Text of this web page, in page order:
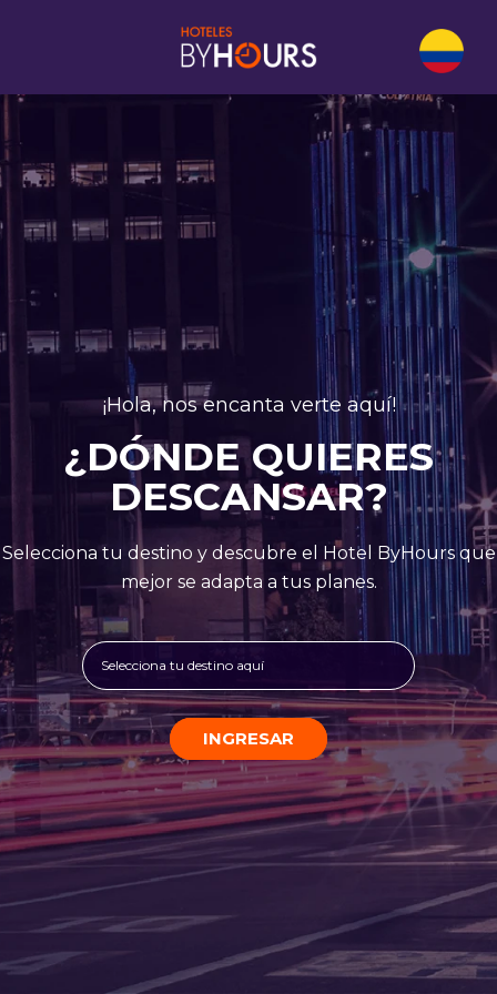
¡Hola, nos encanta verte aquí!
¿DÓNDE QUIERES
DESCANSAR?
Selecciona tu destino y descubre el Hotel ByHours que
mejor se adapta a tus planes.
Selecciona tu destino aquí
INGRESAR